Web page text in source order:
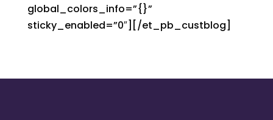
global_colors_info=”{}”
sticky_enabled=”0″][/et_pb_custblog]